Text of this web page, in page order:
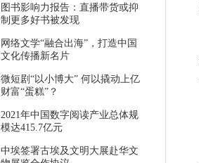
图书影响力报告：直播带货或抑
制更多好书被发现
网络文学“融合出海”，打造中国
文化传播新名片
微短剧“以小博大” 何以撬动上亿
财富“蛋糕”？
2021年中国数字阅读产业总体规
模达415.7亿元
中埃签署古埃及文明大展赴华文